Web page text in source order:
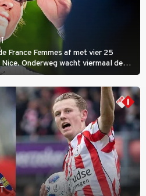
France Femmes af met vier 25
Onderweg wacht viermaal de
op de Promenade des Anglais krijgt
trui.